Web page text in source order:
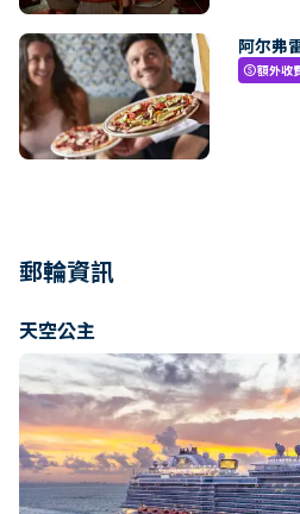
阿尔弗
paid額外收
郵輪資訊
天空公主